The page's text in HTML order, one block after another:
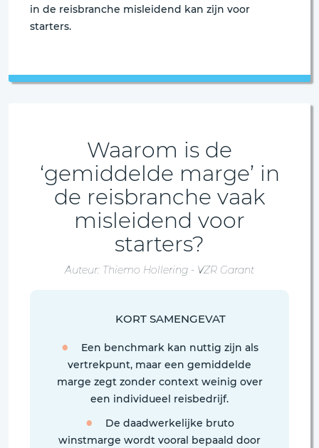
in de reisbranche misleidend kan zijn voor
starters.
Waarom is de
‘gemiddelde marge’ in
de reisbranche vaak
misleidend voor
starters?
Auteur: Thiemo Hollering - VZR Garant
KORT SAMENGEVAT
Een benchmark kan nuttig zijn als
vertrekpunt, maar een gemiddelde
marge zegt zonder context weinig over
een individueel reisbedrijf.
De daadwerkelijke bruto
winstmarge wordt vooral bepaald door